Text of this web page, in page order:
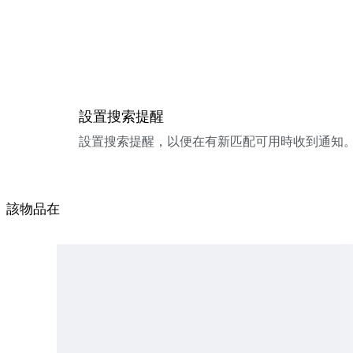
設置搜索提醒
設置搜索提醒，以便在有新匹配可用時收到通知
該物品在